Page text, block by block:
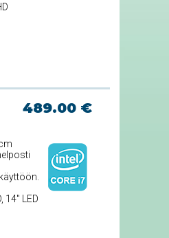
489.00 €
14'' LED